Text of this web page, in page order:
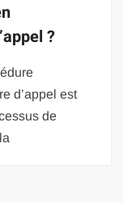
?
d’appel est
de